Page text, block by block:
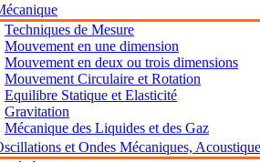
Techniques de Mesure
Mouvement en une dimension
Mouvement en deux ou trois dimensions
Mouvement Circulaire et Rotation
Equilibre Statique et Elasticité
Gravitation
Mécanique des Liquides et des Gaz
et Ondes Mécaniques, Acoustique